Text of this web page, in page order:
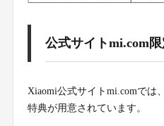
公式サイトmi.com
Xiaomi公式サイトmi.comでは
特典が用意されています。